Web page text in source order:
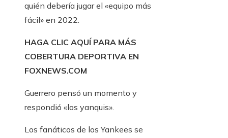
quién debería jugar el «equipo más
fácil» en 2022.
HAGA CLIC AQUÍ PARA MÁS
COBERTURA DEPORTIVA EN
FOXNEWS.COM
Guerrero pensó un momento y
respondió «los yanquis».
Los fanáticos de los Yankees se